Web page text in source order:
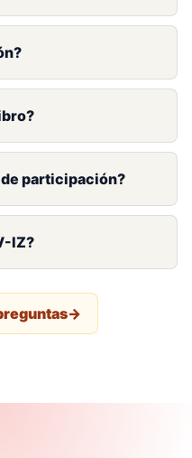
participación?
IZ?